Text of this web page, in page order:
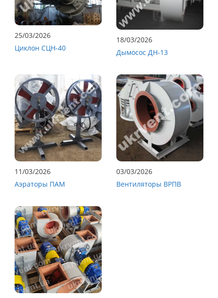
25/03/2026
Циклон СЦН-40
18/03/2026
Дымосос ДН-13
11/03/2026
Аэраторы ПАМ
03/03/2026
Вентиляторы ВРПВ